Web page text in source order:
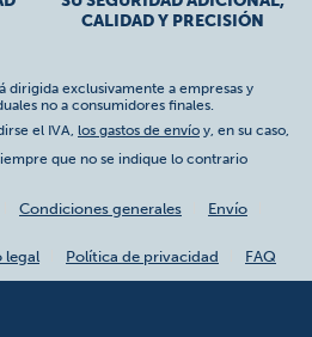
CALIDAD Y PRECISIÓN
dirigida exclusivamente a empresas y
no a consumidores finales.
el IVA, los gastos de envío y, en su caso,
que no se indique lo contrario
Condiciones generales Envío
legal Política de privacidad FAQ